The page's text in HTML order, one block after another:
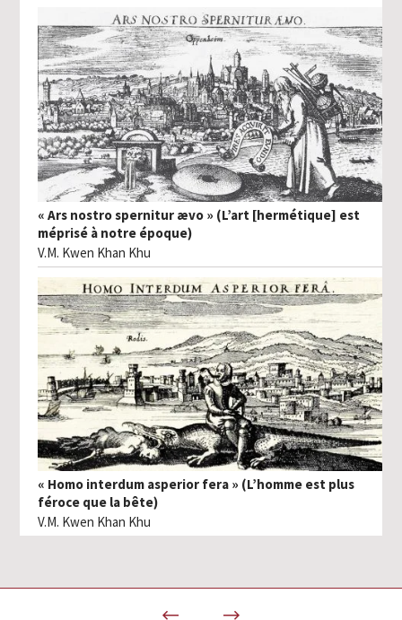
« Ars nostro spernitur ævo » (L’art [hermétique] est
méprisé à notre époque)
V.M. Kwen Khan Khu
« Homo interdum asperior fera » (L’homme est plus
féroce que la bête)
V.M. Kwen Khan Khu